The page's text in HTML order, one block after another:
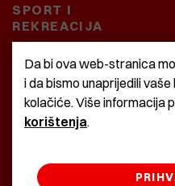
SPORT I
REKREACIJA
BAŠTARDINI I PRAVI
KRASNA ZEMLJA
Da bi ova web-stranica
i da bismo unaprijedili
kolačiće. Više informacija
korištenja.